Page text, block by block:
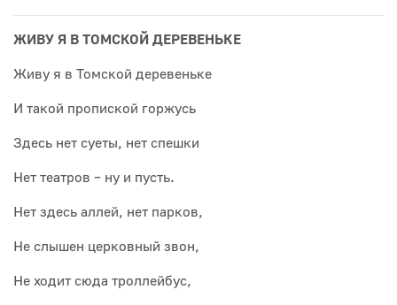
ЖИВУ Я В ТОМСКОЙ ДЕРЕВЕНЬКЕ
Живу я в Томской деревеньке
И такой пропиской горжусь
Здесь нет суеты, нет спешки
Нет театров – ну и пусть.
Нет здесь аллей, нет парков,
Не слышен церковный звон,
Не ходит сюда троллейбус,